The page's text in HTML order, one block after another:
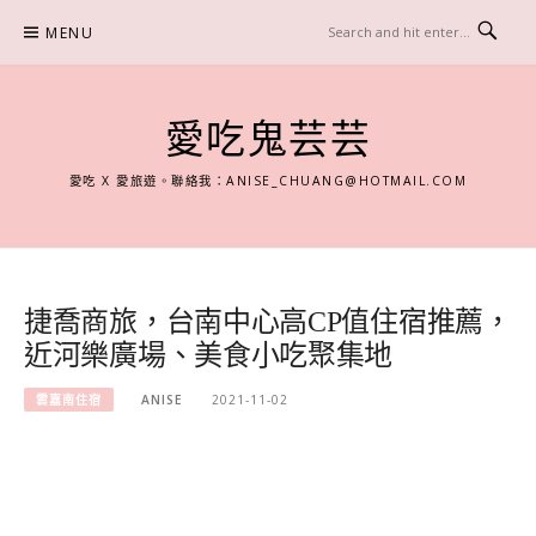
content
MENU
愛吃鬼芸芸
愛吃 X 愛旅遊。聯絡我：ANISE_CHUANG@HOTMAIL.COM
捷喬商旅，台南中心高CP值住宿推薦，
近河樂廣場、美食小吃聚集地
雲嘉南住宿 ANISE 2021-11-02